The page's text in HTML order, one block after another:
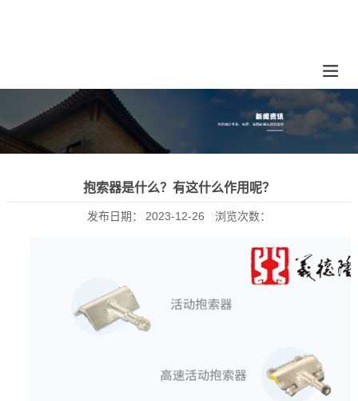
抱索器是什么？有这什么作用呢？
发布日期： 2023-12-26 浏览次数：